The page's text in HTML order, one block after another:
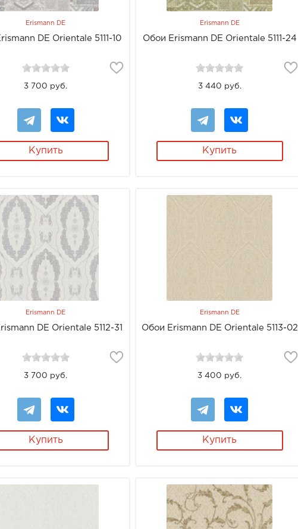
Erismann DE
DE Orientale 5111-10
3 700 руб.
Купить
Erismann DE
Обои Erismann DE Orientale 5111-24
3 440 руб.
Купить
Erismann DE
DE Orientale 5112-31
3 700 руб.
Купить
Erismann DE
Обои Erismann DE Orientale 5113-02
3 400 руб.
Купить